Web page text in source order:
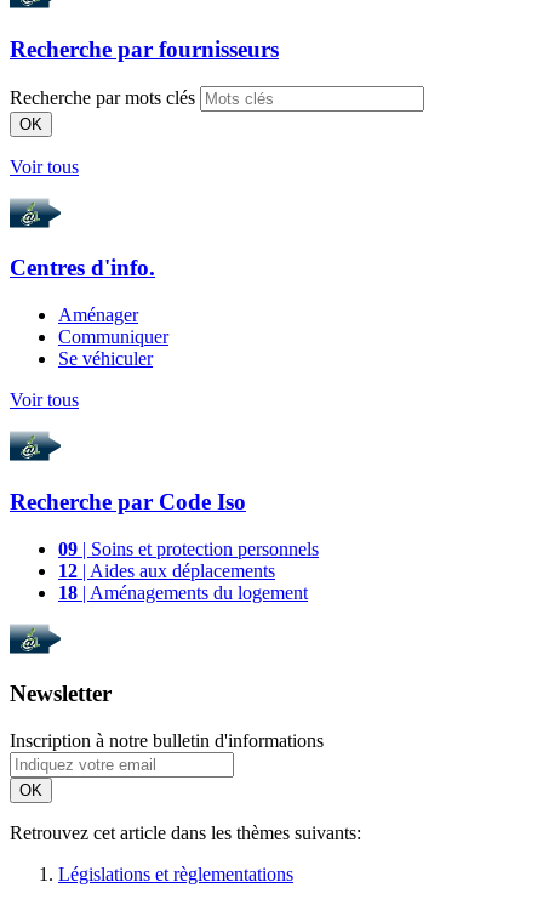
Recherche par fournisseurs
Recherche par mots clés
OK
Voir tous
Centres d'info.
Aménager
Communiquer
Se véhiculer
Voir tous
Recherche par Code Iso
09 | Soins et protection personnels
12 | Aides aux déplacements
18 | Aménagements du logement
Newsletter
Inscription à notre bulletin d'informations
OK
Retrouvez cet article dans les thèmes suivants:
Législations et règlementations